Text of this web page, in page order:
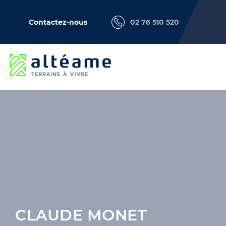
Contactez-nous 02 76 510 520
CLAUDE MONET